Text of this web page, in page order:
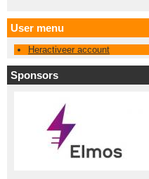
User menu
Heractiveer account
Sponsors